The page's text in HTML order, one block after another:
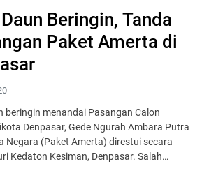
Beringin, Tanda
Paket Amerta di
beringin menandai Pasangan Calon
Denpasar, Gede Ngurah Ambara Putra
Negara (Paket Amerta) direstui secara
Kedaton Kesiman, Denpasar. Salah…